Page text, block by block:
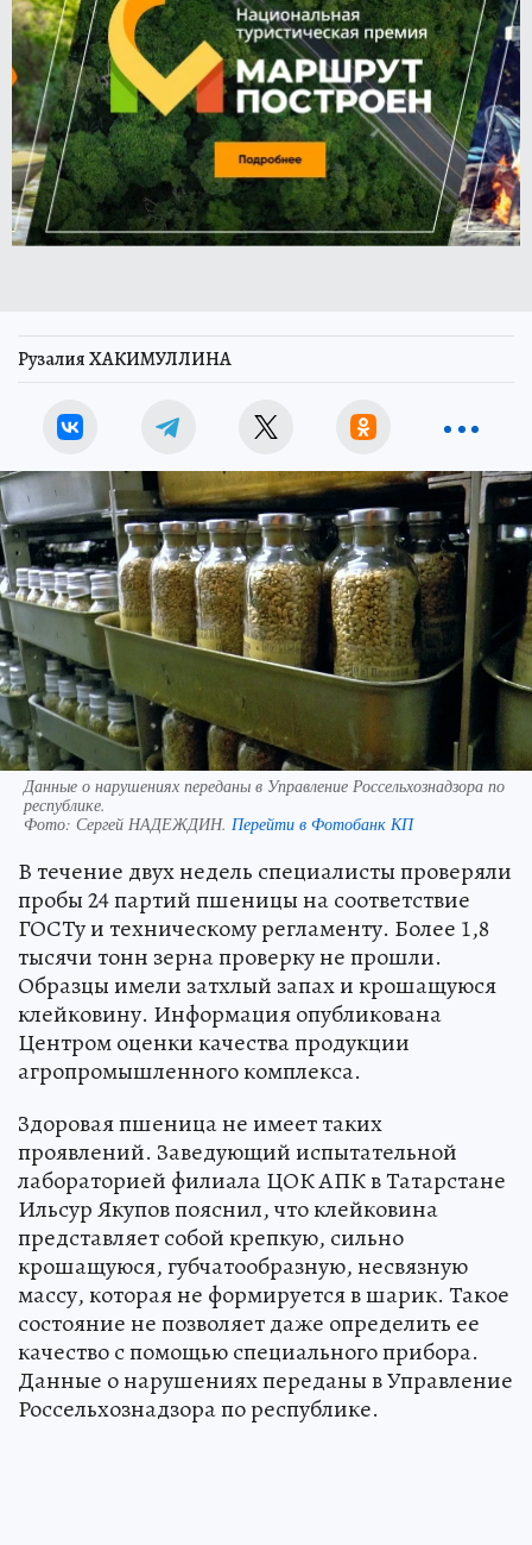
Рузалия ХАКИМУЛЛИНА
Данные о нарушениях переданы в Управление Россельхознадзора по
республике.
Фото: Сергей НАДЕЖДИН. Перейти в Фотобанк КП
В течение двух недель специалисты проверяли
пробы 24 партий пшеницы на соответствие
ГОСТу и техническому регламенту. Более 1,8
тысячи тонн зерна проверку не прошли.
Образцы имели затхлый запах и крошащуюся
клейковину. Информация опубликована
Центром оценки качества продукции
агропромышленного комплекса.
Здоровая пшеница не имеет таких
проявлений. Заведующий испытательной
лабораторией филиала ЦОК АПК в Татарстане
Ильсур Якупов пояснил, что клейковина
представляет собой крепкую, сильно
крошащуюся, губчатообразную, несвязную
массу, которая не формируется в шарик. Такое
состояние не позволяет даже определить ее
качество с помощью специального прибора.
Данные о нарушениях переданы в Управление
Россельхознадзора по республике.